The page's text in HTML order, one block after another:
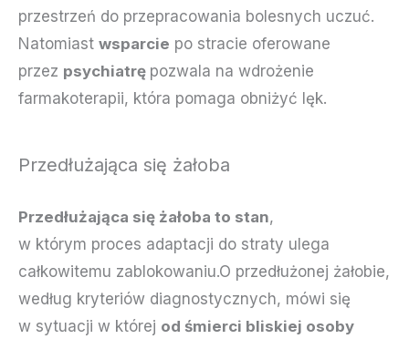
przestrzeń do przepracowania bolesnych uczuć.
Natomiast wsparcie po stracie oferowane
przez psychiatrę pozwala na wdrożenie
farmakoterapii, która pomaga obniżyć lęk.
Przedłużająca się żałoba
Przedłużająca się żałoba to stan,
w którym proces adaptacji do straty ulega
całkowitemu zablokowaniu.O przedłużonej żałobie,
według kryteriów diagnostycznych, mówi się
w sytuacji w której od śmierci bliskiej osoby